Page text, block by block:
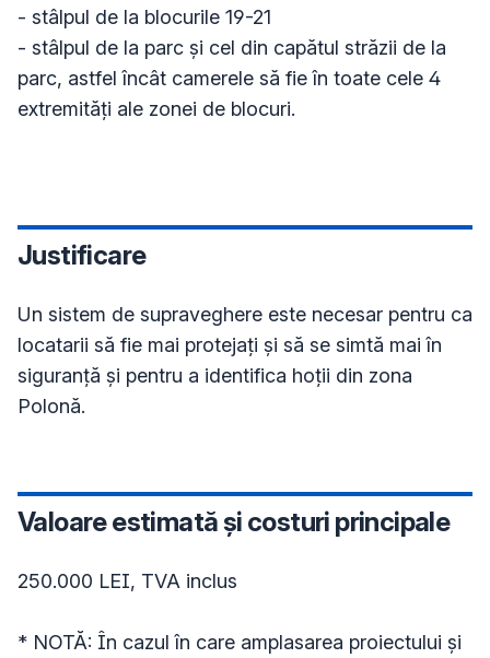
- stâlpul de la blocurile 19-21
- stâlpul de la parc și cel din capătul străzii de la
parc, astfel încât camerele să fie în toate cele 4
extremități ale zonei de blocuri.
Justificare
Un sistem de supraveghere este necesar pentru ca
locatarii să fie mai protejați și să se simtă mai în
siguranță și pentru a identifica hoții din zona
Polonă.
Valoare estimată și costuri principale
250.000 LEI, TVA inclus
* NOTĂ: În cazul în care amplasarea proiectului și